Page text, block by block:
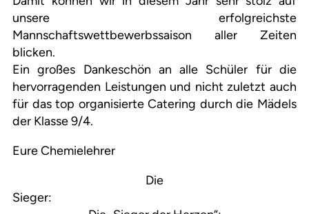
unsere erfolgreichste
Mannschaftswettbewerbssaison aller Zeiten
blicken.
Ein großes Dankeschön an alle Schüler für die
hervorragenden Leistungen und nicht zuletzt auch
für das top organisierte Catering durch die Mädels
der Klasse 9/4.
Eure Chemielehrer
Die